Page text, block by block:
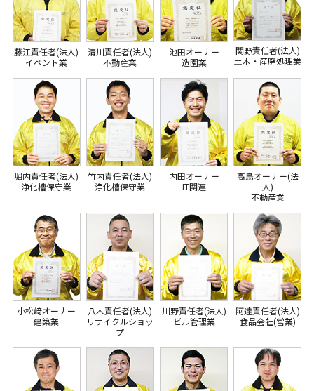
藤江責任者(法人)
イベント業
清川責任者(法人)
不動産業
池田オーナー
造園業
関野責任者(法人)
土木・産廃処理業
堀内責任者(法人)
浄化槽保守業
竹内責任者(法人)
浄化槽保守業
内田オーナー
IT関連
高鳥オーナー(法
人)
不動産業
小松﨑オーナー
建築業
八木責任者(法人)
リサイクルショッ
プ
川野責任者(法人)
ビル管理業
阿達責任者(法人)
食品会社(営業)